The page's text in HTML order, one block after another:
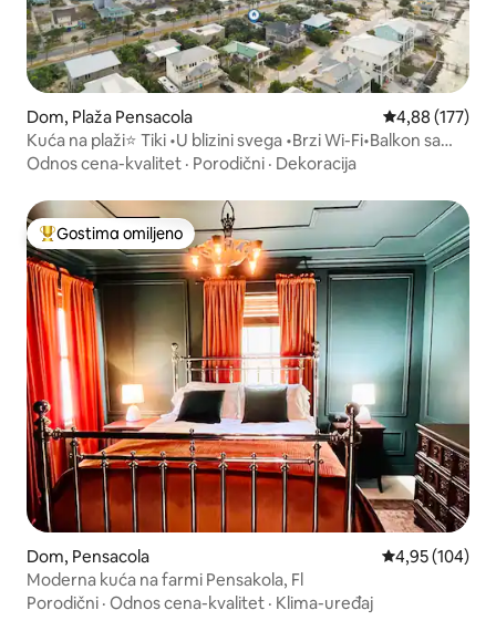
Dom, Plaža Pensacola Prosečna
4,88 (177)
Kuća na plaži⭐️ Tiki •U blizini svega •Brzi Wi-Fi•Balkon sa
pogledom• Bračni krevet•Potpuno opremljena i ažurirana
Odnos cena-kvalitet · Porodični · Dekoracija
Najuspešniji među gostima omiljenim
Gostima omiljeno
Dom, Pensacola Prosečna
4,95 (104)
Moderna kuća na farmi Pensakola, Fl
Porodični · Odnos cena-kvalitet · Klima-uređaj